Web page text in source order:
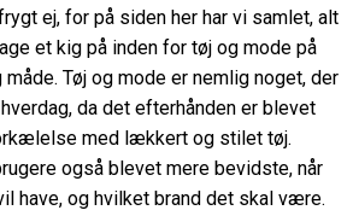
ej, for på siden her har vi samlet, alt
et kig på inden for tøj og mode på
Tøj og mode er nemlig noget, der
da det efterhånden er blevet
med lækkert og stilet tøj.
også blevet mere bevidste, når
have, og hvilket brand det skal være.